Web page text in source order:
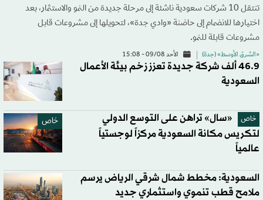
تنتقل 10 شركات سعودية ناشئة إلى مرحلة جديدة من النمو والاستثمار، بعد
اختيارها للانضمام إلى حاضنة «وادي جدة»، لتحويلها إلى مشروعات قابل
مشروعات قابلة للنمو.
«الشرق الأوسط» (جدة) الأحد 09/08 - 15:08
46.9 ألف شركة جديدة تعزز زخم بيئة الأعمال
السعودية
خاص خاص
«سال» تراهن على التوسع الدولي
لتكريس مكانة السعودية مركزاً لوجستياً
عالمياً
السعودية: مخطط شمال شرقي الرياض يرسم
ملامح قطب تنموي واستثماري جديد